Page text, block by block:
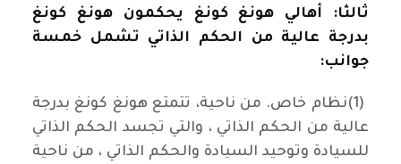
ثالثا: أهالي هونغ كونغ يحكمون هونغ كونغ
بدرجة عالية من الحكم الذاتي تشمل خمسة
جوانب:
(1)نظام خاص. من ناحية، تتمتع هونغ كونغ بدرجة
عالية من الحكم الذاتي ، والتي تجسد الحكم الذاتي
للسيادة وتوحيد السيادة والحكم الذاتي ، من ناحية